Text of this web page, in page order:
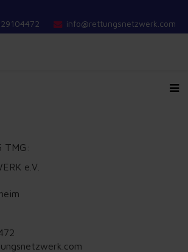
info@rettungsnetzwerk.com
TMG:
e.V.